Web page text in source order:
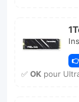
✅ OKpour